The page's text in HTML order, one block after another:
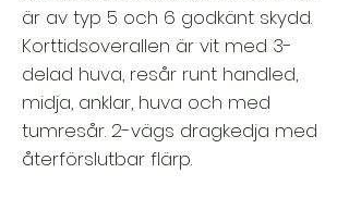
är av typ 5 och 6 godkänt skydd.
Korttidsoverallen är vit med 3-
delad huva, resår runt handled,
midja, anklar, huva och med
tumresår. 2-vägs dragkedja med
återförslutbar flärp.